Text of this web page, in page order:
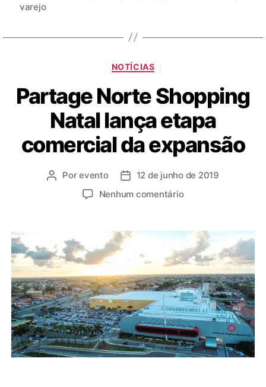
varejo
NOTÍCIAS
Partage Norte Shopping
Natal lança etapa
comercial da expansão
Porevento
12 de junho de 2019
Nenhum comentário